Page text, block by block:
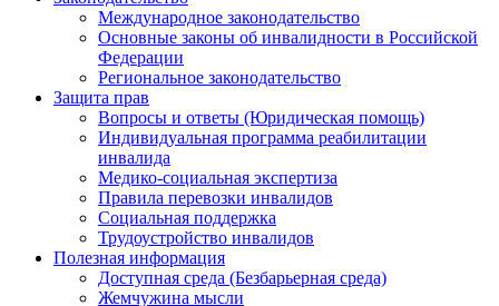
Международное законодательство
Основные законы об инвалидности в Российской
Федерации
Региональное законодательство
Защита прав
Вопросы и ответы (Юридическая помощь)
Индивидуальная программа реабилитации
инвалида
Медико-социальная экспертиза
Правила перевозки инвалидов
Социальная поддержка
Трудоустройство инвалидов
Полезная информация
Доступная среда (Безбарьерная среда)
Жемчужина мысли